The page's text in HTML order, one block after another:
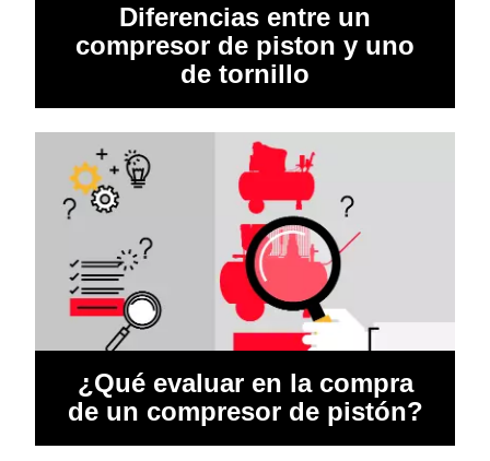
Diferencias entre un
compresor de piston y uno
de tornillo
¿Qué evaluar en la compra
de un compresor de pistón?